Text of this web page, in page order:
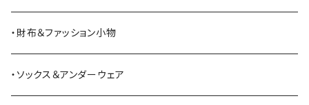
Barbour
BAYSIDE
ハーフパンツ・ショートパンツ
ヒップバッグ・ファニーパック
ブリーフケース
その他シューズ
シュー用品
・財布＆ファッション小物
・ソックス＆アンダーウェア